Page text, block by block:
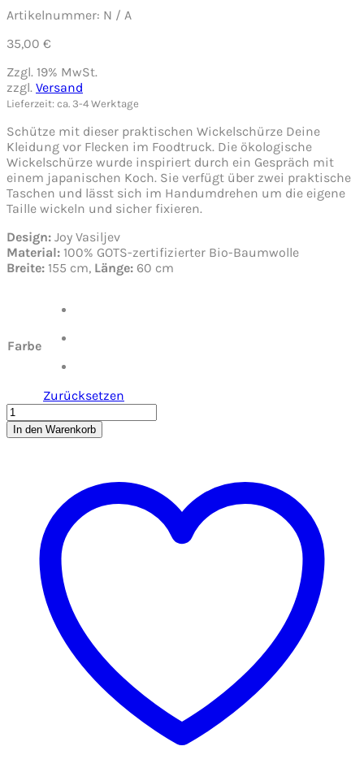
Artikelnummer: N / A
35,00 €
Zzgl. 19% MwSt.
zzgl. Versand
Lieferzeit: ca. 3-4 Werktage
Schütze mit dieser praktischen Wickelschürze Deine
Kleidung vor Flecken im Foodtruck. Die ökologische
Wickelschürze wurde inspiriert durch ein Gespräch mit
einem japanischen Koch. Sie verfügt über zwei praktische
Taschen und lässt sich im Handumdrehen um die eigene
Taille wickeln und sicher fixieren.
Design: Joy Vasiljev
Material: 100% GOTS-zertifizierter Bio-Baumwolle
Breite: 155 cm, Länge: 60 cm
Farbe
Zurücksetzen
In den Warenkorb